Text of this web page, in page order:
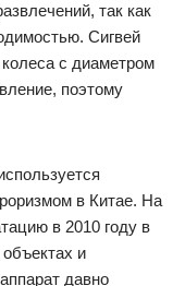
так как
Сигвей
с диаметром
поэтому
в Китае. На
в 2010 году в
и
давно